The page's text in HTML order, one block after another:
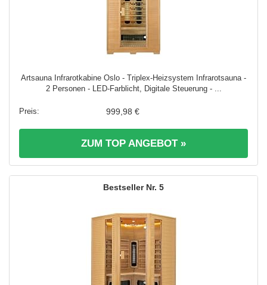
Artsauna Infrarotkabine Oslo - Triplex-Heizsystem Infrarotsauna -
2 Personen - LED-Farblicht, Digitale Steuerung - ...
999,98 €
ZUM TOP ANGEBOT »
5